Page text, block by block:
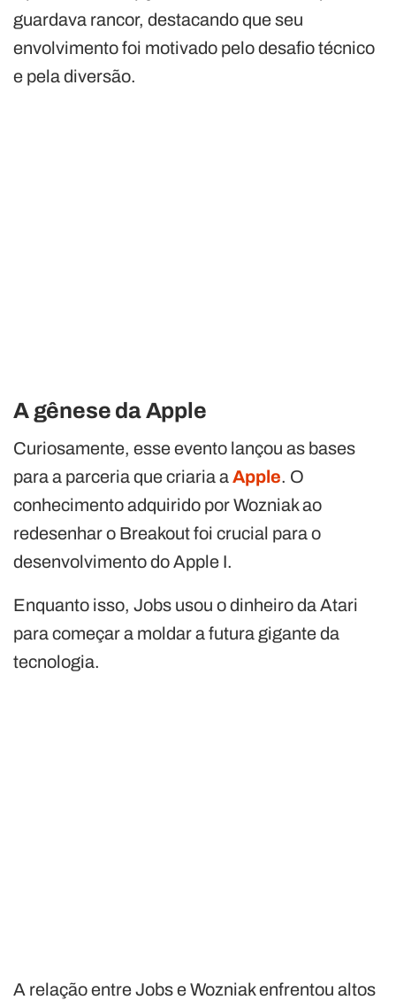
guardava rancor, destacando que seu
envolvimento foi motivado pelo desafio técnico
e pela diversão.
A gênese da Apple
Curiosamente, esse evento lançou as bases
para a parceria que criaria aApple. O
conhecimento adquirido por Wozniak ao
redesenhar o Breakout foi crucial para o
desenvolvimento do Apple I.
Enquanto isso, Jobs usou o dinheiro da Atari
para começar a moldar a futura gigante da
tecnologia.
A relação entre Jobs e Wozniak enfrentou altos